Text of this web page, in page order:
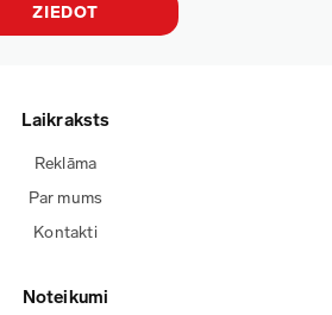
ZIEDOT
Laikraksts
Reklāma
Par mums
Kontakti
Noteikumi